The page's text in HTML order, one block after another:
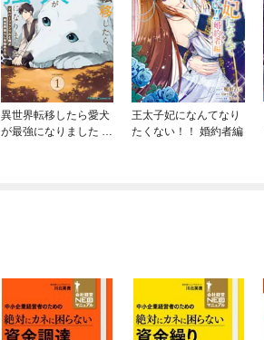
異世界転移したら愛犬
が最強になりました ～
王太子妃になんてなり
たくない！！ 婚約者編